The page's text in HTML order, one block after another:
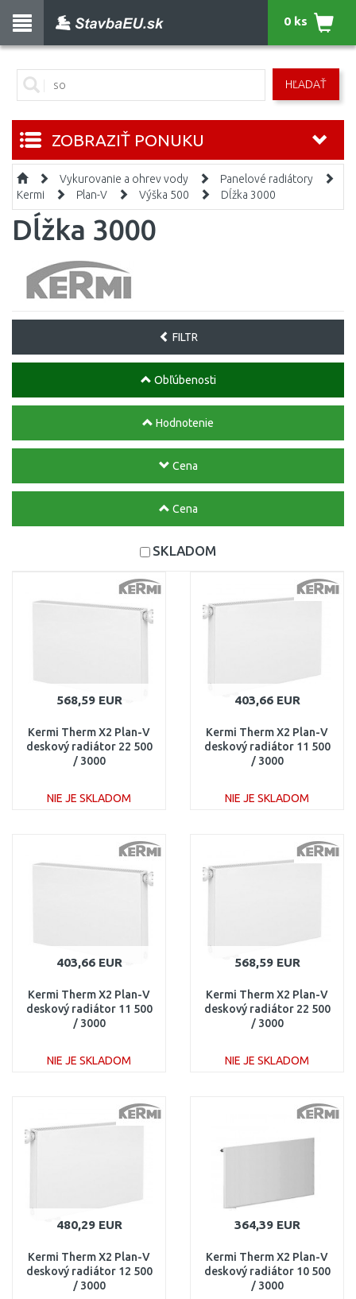
HĽADAŤ
0 ks
ZOBRAZIŤ PONUKU
Vykurovanie a ohrev vody
Panelové radiátory
Kermi
Plan-V Výška 500 Dĺžka 3000
Dĺžka 3000
FILTR
Obľúbenosti
Hodnotenie
Cena
Cena
SKLADOM
568,59 EUR
Kermi Therm X2 Plan-V
deskový radiátor 22 500
/ 3000
NIE JE SKLADOM
403,66 EUR
Kermi Therm X2 Plan-V
deskový radiátor 11 500
/ 3000
NIE JE SKLADOM
Porovnať
403,66 EUR
Kermi Therm X2 Plan-V
deskový radiátor 11 500
/ 3000
NIE JE SKLADOM
Porovnať
568,59 EUR
Kermi Therm X2 Plan-V
deskový radiátor 22 500
/ 3000
NIE JE SKLADOM
480,29 EUR
Kermi Therm X2 Plan-V
deskový radiátor 12 500
/ 3000
364,39 EUR
Kermi Therm X2 Plan-V
deskový radiátor 10 500
/ 3000